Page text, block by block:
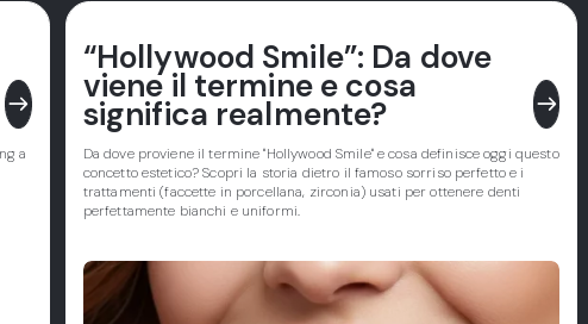
east
a
“Hollywood Smile”: Da dove
viene il termine e cosa
significa realmente? east
Da dove proviene il termine "Hollywood Smile" e cosa definisce oggi questo
concetto estetico? Scopri la storia dietro il famoso sorriso perfetto e i
trattamenti (faccette in porcellana, zirconia) usati per ottenere denti
perfettamente bianchi e uniformi.